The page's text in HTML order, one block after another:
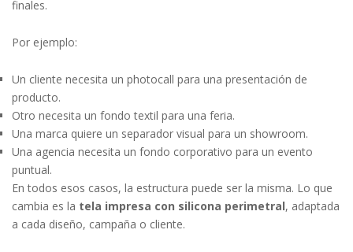
finales.
Por ejemplo:
Un cliente necesita un photocall para una presentación de
producto.
Otro necesita un fondo textil para una feria.
Una marca quiere un separador visual para un showroom.
Una agencia necesita un fondo corporativo para un evento
puntual.
En todos esos casos, la estructura puede ser la misma. Lo que
cambia es la tela impresa con silicona perimetral, adaptada
a cada diseño, campaña o cliente.